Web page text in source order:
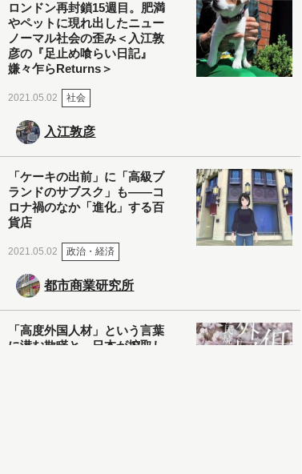
ロンドン再封鎖15週目。肥満
やペットに現れ出したニュー
ノーマル社会の歪み＜入江敦
彦の『足止め喰らい日記』
嫌々乍らReturns＞
2021.05.02 社会
入江敦彦
「ケーキの出前」に「高級ブ
ランドのサブスク」も――コ
ロナ禍のなか「進化」する百
貨店
2021.05.02 政治・経済
都市商業研究所
「高度外国人材」という言葉
に潜む欺瞞と、日本が搾取し